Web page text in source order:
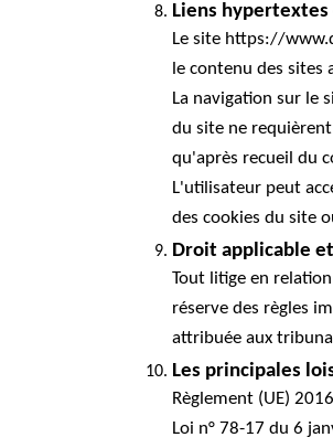
Liens hypertextes
Le site https://
le contenu des sites
La navigation sur le
du site ne
qu'après recueil du
L'utilisateur peut
des cookies du site
Droit applicable
Tout litige en
réserve des règles
attribuée aux
Les principales
Règlement (UE)
Loi n° 78-17 du 6